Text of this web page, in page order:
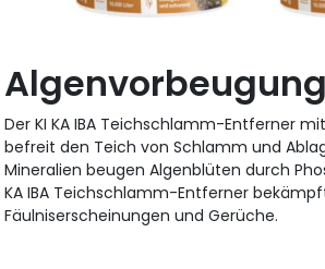
Algenvorbeugung
Der KI KA IBA Teichschlamm-Entferner
befreit den Teich von Schlamm und
Mineralien beugen Algenblüten durch
KA IBA Teichschlamm-Entferner
Fäulniserscheinungen und Gerüche.